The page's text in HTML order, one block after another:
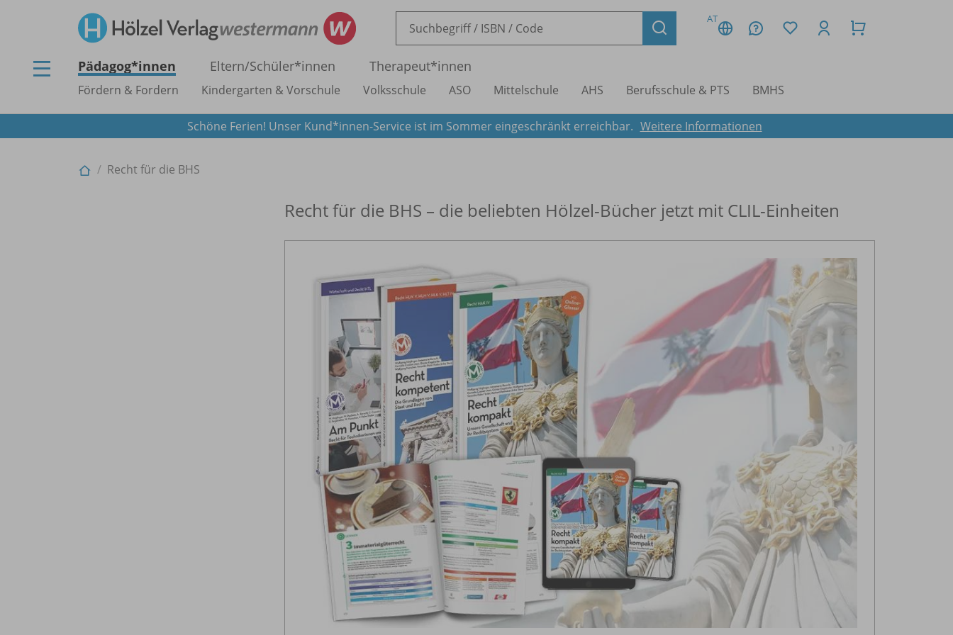
AT
Pädagog*innen Eltern/Schüler*innen Therapeut*innen
Fördern & Fordern Kindergarten & Vorschule Volksschule ASO Mittelschule AHS Berufsschule & PTS BMHS
Schöne Ferien! Unser Kund*innen-Service ist im Sommer eingeschränkt erreichbar. Weitere Informationen
Recht für die BHS
Recht für die BHS – die beliebten Hölzel-Bücher jetzt mit CLIL-Einheiten